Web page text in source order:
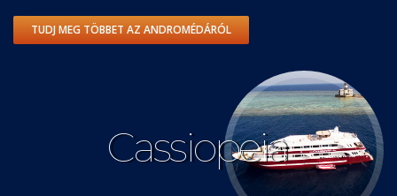
TUDJ MEG TÖBBET AZ ANDROMÉDÁRÓL
Cassiopeia